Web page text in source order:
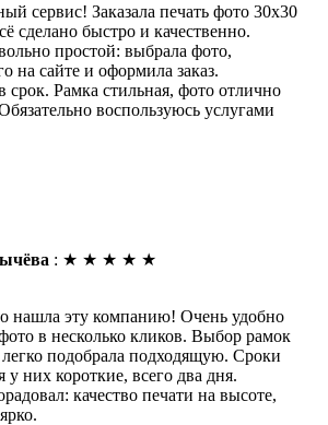
сервис! Заказала печать фото 30х30
сделано быстро и качественно.
простой: выбрала фото,
на сайте и оформила заказ.
срок. Рамка стильная, фото отлично
воспользуюсь услугами
: ★ ★ ★ ★ ★
нашла эту компанию! Очень удобно
в несколько кликов. Выбор рамок
легко подобрала подходящую. Сроки
них короткие, всего два дня.
качество печати на высоте,